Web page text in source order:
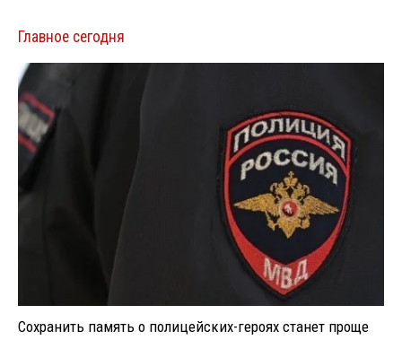
Главное сегодня
Сохранить память о полицейских-героях станет проще